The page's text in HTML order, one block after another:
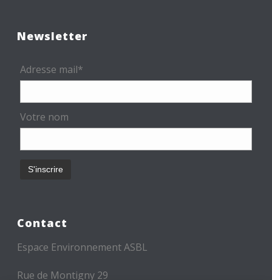
Newsletter
Adresse mail*
Votre nom
Contact
Espace Environnement ASBL
Rue de Montigny 29